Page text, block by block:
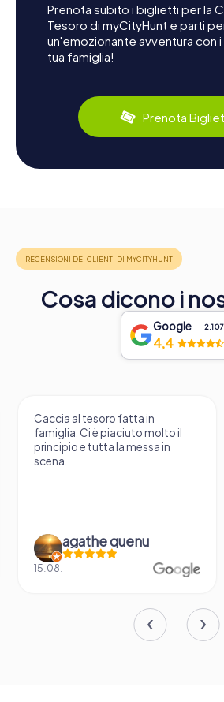
Prenota subito i biglietti per la
Tesoro di myCityHunt e parti
un'emozionante avventura con i
tua famiglia!
Prenota
Cosa dicono i
Google 2.107
4,4
Caccia al tesoro fatta in
famiglia. Ci è piaciuto molto il
principio e tutta la messa in
scena.
agathe quenu
15.08.